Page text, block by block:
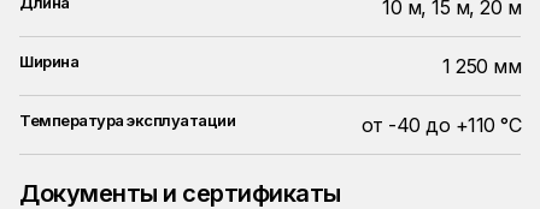
10 м, 15 м, 20 м
Ширина 1 250 мм
Температура эксплуатации от -40 до +110 °С
Документы и сертификаты